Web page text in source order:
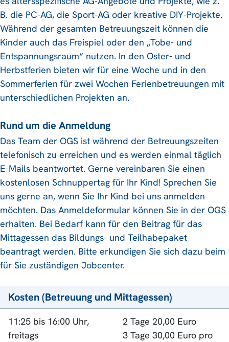
B. die PC-AG, die Sport-AG oder kreative DIY-Projekte.
Während der gesamten Betreuungszeit können die
Kinder auch das Freispiel oder den „Tobe- und
Entspannungsraum“ nutzen. In den Oster- und
Herbstferien bieten wir für eine Woche und in den
Sommerferien für zwei Wochen Ferienbetreuungen mit
unterschiedlichen Projekten an.
Rund um die Anmeldung
Das Team der OGS ist während der Betreuungszeiten
telefonisch zu erreichen und es werden einmal täglich
E-Mails beantwortet. Gerne vereinbaren Sie einen
kostenlosen Schnuppertag für Ihr Kind! Sprechen Sie
uns gerne an, wenn Sie Ihr Kind bei uns anmelden
möchten. Das Anmeldeformular können Sie in der OGS
erhalten. Bei Bedarf kann für den Beitrag für das
Mittagessen das Bildungs- und Teilhabepaket
beantragt werden. Bitte erkundigen Sie sich dazu beim
für Sie zuständigen Jobcenter.
Kosten (Betreuung und Mittagessen)
11:25 bis 16:00 Uhr,
freitags
2 Tage 20,00 Euro
3 Tage 30,00 Euro pro